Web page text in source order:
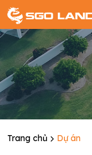
Trang chủ Dự án